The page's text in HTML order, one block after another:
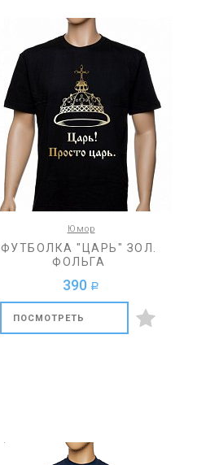
Юмор
ФУТБОЛКА "ЦАРЬ" ЗОЛ.
ФОЛЬГА
390 a
ПОСМОТРЕТЬ